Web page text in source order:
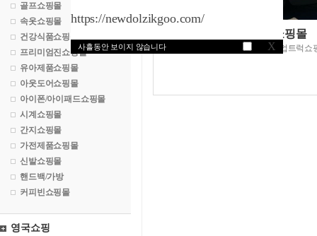
https://newdolzikgoo.com/
사흘동안 보이지 않습니다 X
골프쇼핑몰
속옷쇼핑몰
건강식품쇼핑몰
프리미엄진쇼핑몰
유아제품쇼핑몰
아웃도어쇼핑몰
아이폰/아이패드쇼핑몰
시계쇼핑몰
간지쇼핑몰
가전제품쇼핑몰
신발쇼핑몰
핸드백/가방
커피빈쇼핑몰
영국쇼핑
픽업트럭쇼핑몰
PICK-UP TRUCK 픽업트럭쇼